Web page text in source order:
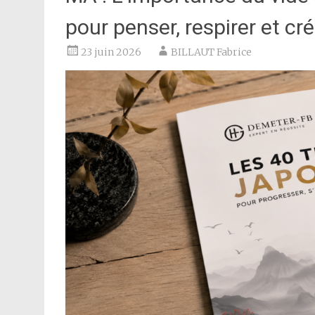
pour penser, respirer et
23 juin 2026 BILLAUT Fabrice